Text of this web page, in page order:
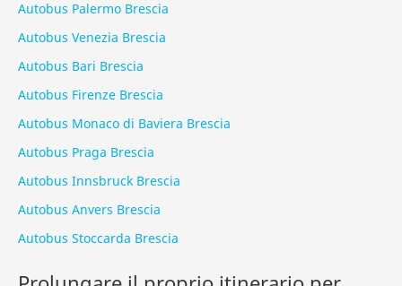
Autobus Palermo Brescia
Autobus Venezia Brescia
Autobus Bari Brescia
Autobus Firenze Brescia
Autobus Monaco di Baviera Brescia
Autobus Praga Brescia
Autobus Innsbruck Brescia
Autobus Anvers Brescia
Autobus Stoccarda Brescia